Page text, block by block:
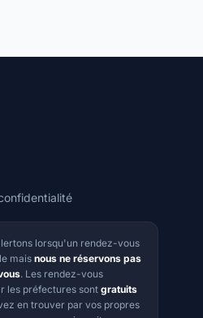
lorsqu'un rendez-vous
mais nous ne réservons pas
. Les rendez-vous
les préfectures sont gratuits
en trouver par vos propres